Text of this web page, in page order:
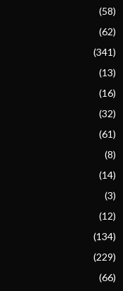
(58)
(62)
(341)
(13)
(16)
(32)
(61)
(8)
(14)
(3)
(12)
(134)
(229)
(66)